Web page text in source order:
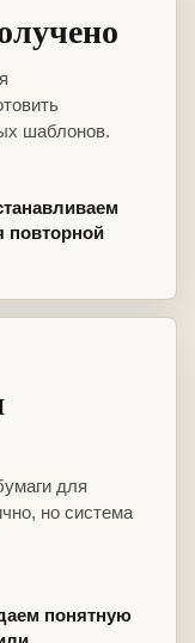
шаблонов.
повторной
для
но система
понятную